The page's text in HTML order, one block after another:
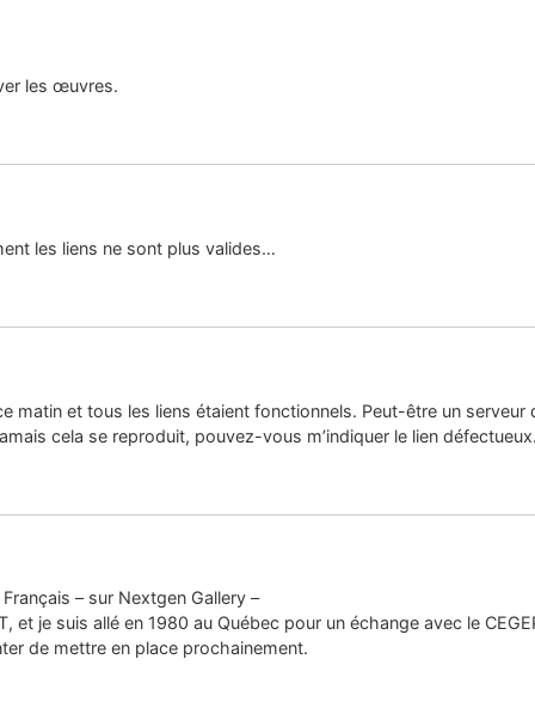
les œuvres.
les liens ne sont plus valides…
matin et tous les liens étaient fonctionnels. Peut-être un
cela se reproduit, pouvez-vous m’indiquer le lien
– sur Nextgen Gallery –
et je suis allé en 1980 au Québec pour un échange avec le
de mettre en place prochainement.